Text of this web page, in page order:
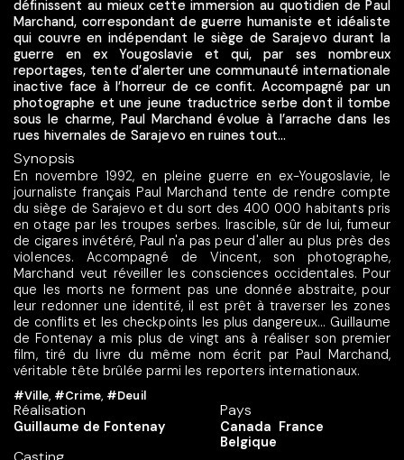
définissent au mieux cette immersion au quotidien de Paul
Marchand, correspondant de guerre humaniste et idéaliste
qui couvre en indépendant le siège de Sarajevo durant la
guerre en ex Yougoslavie et qui, par ses nombreux
reportages, tente d’alerter une communauté internationale
inactive face à l’horreur de ce confit. Accompagné par un
photographe et une jeune traductrice serbe dont il tombe
sous le charme, Paul Marchand évolue à l’arrache dans les
rues hivernales de Sarajevo en ruines tout...
Synopsis
En novembre 1992, en pleine guerre en ex-Yougoslavie, le
journaliste français Paul Marchand tente de rendre compte
du siège de Sarajevo et du sort des 400 000 habitants pris
en otage par les troupes serbes. Irascible, sûr de lui, fumeur
de cigares invétéré, Paul n'a pas peur d'aller au plus près des
violences. Accompagné de Vincent, son photographe,
Marchand veut réveiller les consciences occidentales. Pour
que les morts ne forment pas une donnée abstraite, pour
leur redonner une identité, il est prêt à traverser les zones
de conflits et les checkpoints les plus dangereux... Guillaume
de Fontenay a mis plus de vingt ans à réaliser son premier
film, tiré du livre du même nom écrit par Paul Marchand,
véritable tête brûlée parmi les reporters internationaux.
#Ville, #Crime, #Deuil
Réalisation
Guillaume de Fontenay
Pays
Canada
France
Belgique